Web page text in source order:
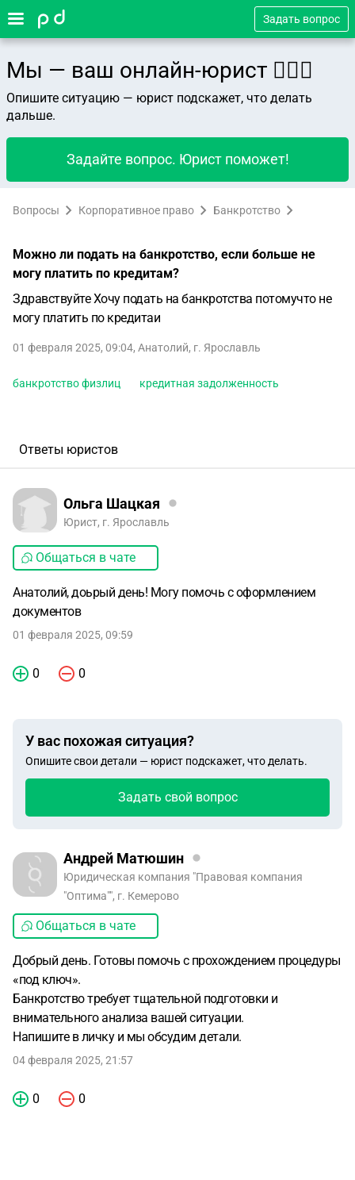
Задать вопрос
Мы — ваш онлайн-юрист 👨🏻‍⚖️
Опишите ситуацию — юрист подскажет, что делать
дальше.
Задайте вопрос. Юрист поможет!
Вопросы Корпоративное право Банкротство
Можно ли подать на банкротство, если больше не
могу платить по кредитам?
Здравствуйте Хочу подать на банкротства потомучто не
могу платить по кредитаи
01 февраля 2025, 09:04, Анатолий, г. Ярославль
банкротство физлиц кредитная задолженность
Ответы юристов
Ольга Шацкая
Юрист, г. Ярославль
Общаться в чате
Анатолий, доьрый день! Могу помочь с оформлением
документов
01 февраля 2025, 09:59
0 0
У вас похожая ситуация?
Опишите свои детали — юрист подскажет, что делать.
Задать свой вопрос
Андрей Матюшин
Юридическая компания "Правовая компания
"Оптима"", г. Кемерово
Общаться в чате
Добрый день. Готовы помочь с прохождением процедуры
«под ключ».
Банкротство требует тщательной подготовки и
внимательного анализа вашей ситуации.
Напишите в личку и мы обсудим детали.
04 февраля 2025, 21:57
0 0